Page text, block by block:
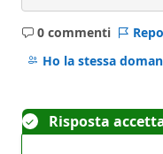
0 commenti
Nessun
commento
Ho la stessa
Risposta